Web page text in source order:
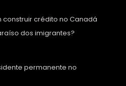
crédito no Canadá
dos imigrantes?
permanente no